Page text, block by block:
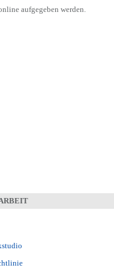
aufgegeben werden.